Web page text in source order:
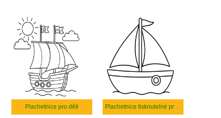
Plachetnice pro děti Plachetnice tisknutelné pro děti